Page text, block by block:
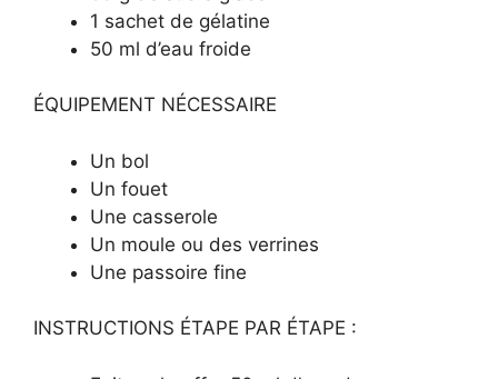
1 sachet de gélatine
50 ml d’eau froide
ÉQUIPEMENT NÉCESSAIRE
Un bol
Un fouet
Une casserole
Un moule ou des verrines
Une passoire fine
INSTRUCTIONS ÉTAPE PAR ÉTAPE :